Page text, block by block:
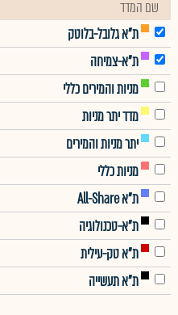
שם המדד
ת"א גלובל-בלוטק
ת"א-צמיחה
מניות והמירים כללי
מדד יתר מניות
יתר מניות והמירים
מניות כללי
ת"א All-Share
ת"א-טכנולוגיה
ת"א טק-עילית
ת"א תעשייה